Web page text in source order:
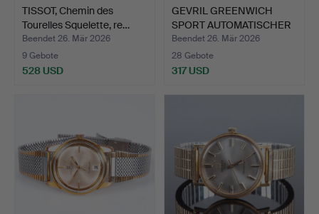
TISSOT, Chemin des
Tourelles Squelette, re…
Beendet 26. Mär 2026
9 Gebote
528 USD
GEVRIL GREENWICH
SPORT AUTOMATISCHER
CHRON…
Beendet 26. Mär 2026
28 Gebote
317 USD